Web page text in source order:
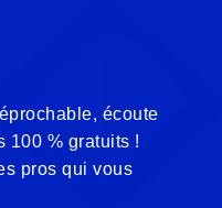
écoute
100 % gratuits !
pros qui vous